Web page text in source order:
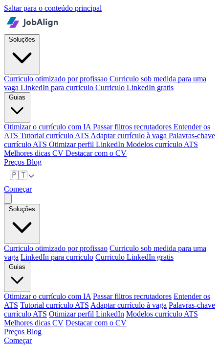
Saltar para o conteúdo principal
Curriculo otimizado por profissao Curriculo sob medida para uma
vaga LinkedIn para curriculo Curriculo LinkedIn gratis
Otimizar o currículo com IA Passar filtros recrutadores Entender os
ATS Tutorial currículo ATS Adaptar currículo à vaga Palavras-chave
currículo ATS Otimizar perfil LinkedIn Modelos currículo ATS
Melhores dicas CV Destacar com o CV
Preços Blog
🇵🇹
Começar
Curriculo otimizado por profissao Curriculo sob medida para uma
vaga LinkedIn para curriculo Curriculo LinkedIn gratis
Otimizar o currículo com IA Passar filtros recrutadores Entender os
ATS Tutorial currículo ATS Adaptar currículo à vaga Palavras-chave
currículo ATS Otimizar perfil LinkedIn Modelos currículo ATS
Melhores dicas CV Destacar com o CV
Preços Blog
Começar